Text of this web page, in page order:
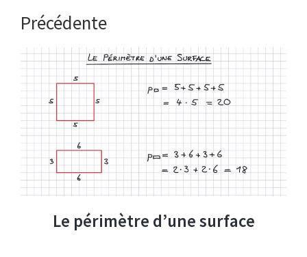
Précédente
Le périmètre d’une surface